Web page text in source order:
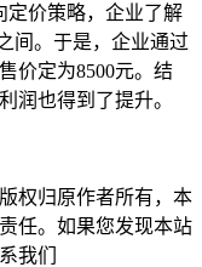
定价策略，企业了解
间。于是，企业通过
价定为8500元。结
润也得到了提升。
权归原作者所有，本
任。如果您发现本站
我们